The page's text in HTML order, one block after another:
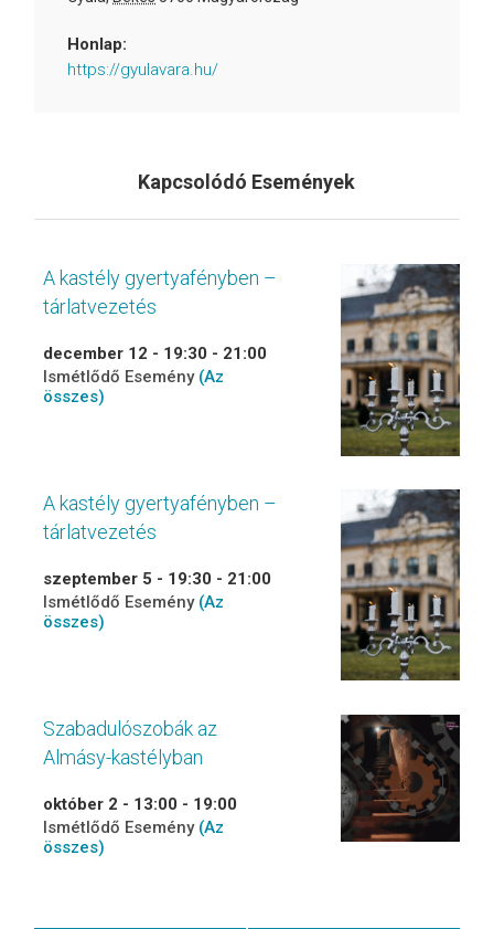
Honlap:
https://gyulavara.hu/
Kapcsolódó Események
A kastély gyertyafényben –
tárlatvezetés
december 12 - 19:30 - 21:00
Ismétlődő Esemény (Az
összes)
A kastély gyertyafényben –
tárlatvezetés
szeptember 5 - 19:30 - 21:00
Ismétlődő Esemény (Az
összes)
Szabadulószobák az
Almásy-kastélyban
október 2 - 13:00 - 19:00
Ismétlődő Esemény (Az
összes)